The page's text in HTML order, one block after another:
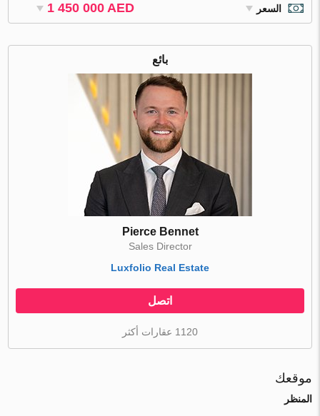
السعر 1 450 000 AED
بائع
Pierce Bennet
Sales Director
Luxfolio Real Estate
اتصل
1120 عقارات أكثر
موقعك
المنظر